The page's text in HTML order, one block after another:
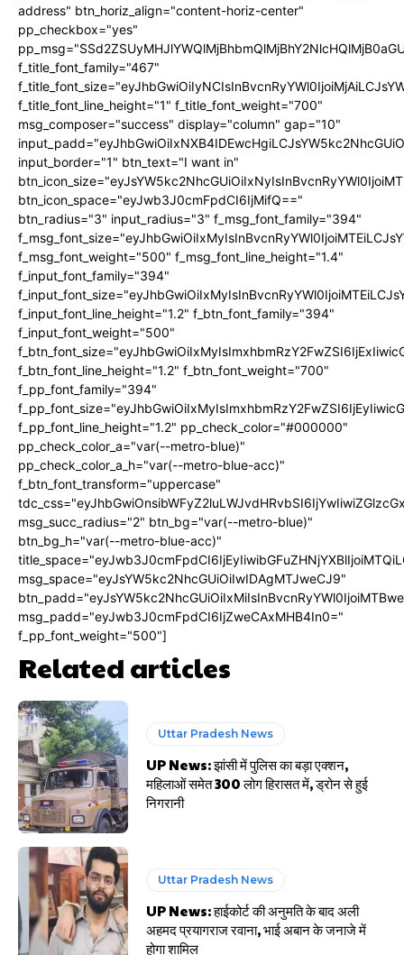
address" btn_horiz_align="content-horiz-center"
pp_checkbox="yes"
f_title_font_family="467"
f_title_font_line_height="1" f_title_font_weight="700"
msg_composer="success" display="column" gap="10"
input_border="1" btn_text="I want in"
btn_icon_space="eyJwb3J0cmFpdCI6IjMifQ=="
btn_radius="3" input_radius="3" f_msg_font_family="394"
f_msg_font_weight="500" f_msg_font_line_height="1.4"
f_input_font_family="394"
f_input_font_line_height="1.2" f_btn_font_family="394"
f_input_font_weight="500"
f_btn_font_line_height="1.2" f_btn_font_weight="700"
f_pp_font_family="394"
f_pp_font_line_height="1.2" pp_check_color="#000000"
pp_check_color_a="var(--metro-blue)"
pp_check_color_a_h="var(--metro-blue-acc)"
f_btn_font_transform="uppercase"
msg_succ_radius="2" btn_bg="var(--metro-blue)"
btn_bg_h="var(--metro-blue-acc)"
msg_space="eyJsYW5kc2NhcGUiOiIwIDAgMTJweCJ9"
msg_padd="eyJwb3J0cmFpdCI6IjZweCAxMHB4In0="
f_pp_font_weight="500"]
Related articles
Uttar Pradesh News
UP News: झांसी में पुलिस का बड़ा एक्शन,
महिलाओं समेत 300 लोग हिरासत में, ड्रोन से हुई
निगरानी
Uttar Pradesh News
UP News: हाईकोर्ट की अनुमति के बाद अली
अहमद प्रयागराज रवाना, भाई अबान के जनाजे में
होगा शामिल